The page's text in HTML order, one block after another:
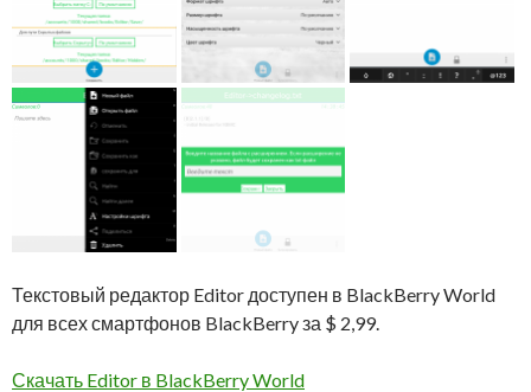
Текстовый редактор Editor доступен в BlackBerry World
для всех смартфонов BlackBerry за $ 2,99.
Скачать Editor в BlackBerry World